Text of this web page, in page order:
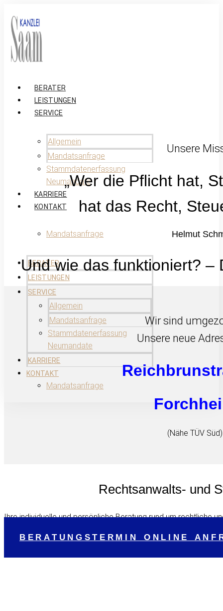
BERATER
LEISTUNGEN
SERVICE
Allgemein
Mandatsanfrage
Stammdatenerfassung
Neumandate
KARRIERE
KONTAKT
Mandatsanfrage
BERATER
LEISTUNGEN
SERVICE
Allgemein
Mandatsanfrage
Stammdatenerfassung
Neumandate
KARRIERE
KONTAKT
Mandatsanfrage
Unsere
„Wer die Pflicht hat,
hat das Recht,
Helmut
Und wie das funktioniert? –
Wir sind
Unsere neue
(Nähe TÜV Süd)
Rechtsanwalts- und
Ihre individuelle und persönliche Beratung rund um rechtliche
BERATUNGSTERMIN ONLINE